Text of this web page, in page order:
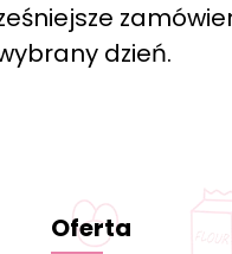
dzień.
Oferta